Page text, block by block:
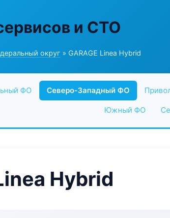
и СТО
округ » GARAGE Linea Hybrid
ФО Северо-Западный ФО
Южный ФО
Hybrid